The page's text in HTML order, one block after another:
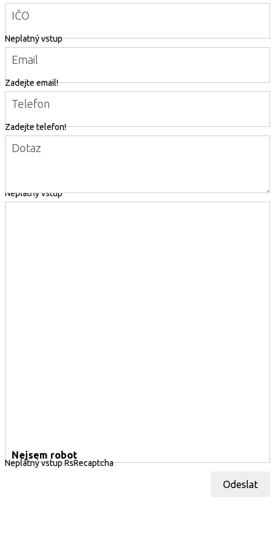
IČO
Neplatný vstup
Email
Zadejte email!
Telefon
Zadejte telefon!
Dotaz
Neplatný vstup
Nejsem robot
Neplatný vstup RsRecaptcha
Odeslat